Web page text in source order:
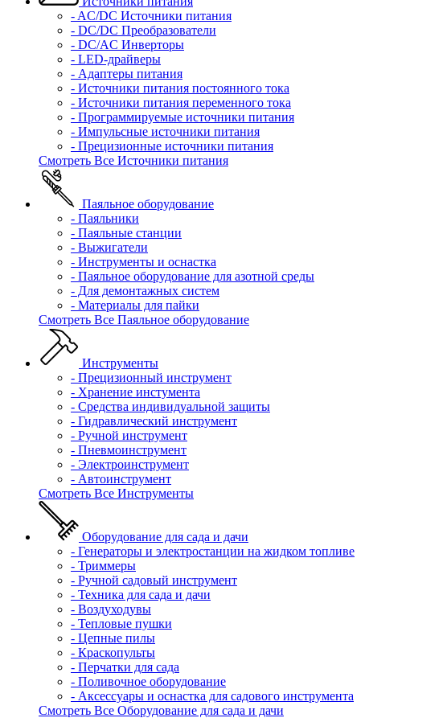
- AC/DC Источники питания
- DC/DC Преобразователи
- DC/AC Инверторы
- LED-драйверы
- Адаптеры питания
- Источники питания постоянного тока
- Источники питания переменного тока
- Программируемые источники питания
- Импульсные источники питания
- Прецизионные источники питания
Смотреть Все Источники питания
Паяльное оборудование
- Паяльники
- Паяльные станции
- Выжигатели
- Инструменты и оснастка
- Паяльное оборудование для азотной среды
- Для демонтажных систем
- Материалы для пайки
Смотреть Все Паяльное оборудование
Инструменты
- Прецизионный инструмент
- Хранение инстумента
- Средства индивидуальной защиты
- Гидравлический инструмент
- Ручной инструмент
- Пневмоинструмент
- Электроинструмент
- Автоинструмент
Смотреть Все Инструменты
Оборудование для сада и дачи
- Генераторы и электростанции на жидком топливе
- Триммеры
- Ручной садовый инструмент
- Техника для сада и дачи
- Воздуходувы
- Тепловые пушки
- Цепные пилы
- Краскопульты
- Перчатки для сада
- Поливочное оборудование
- Аксессуары и оснастка для садового инструмента
Смотреть Все Оборудование для сада и дачи